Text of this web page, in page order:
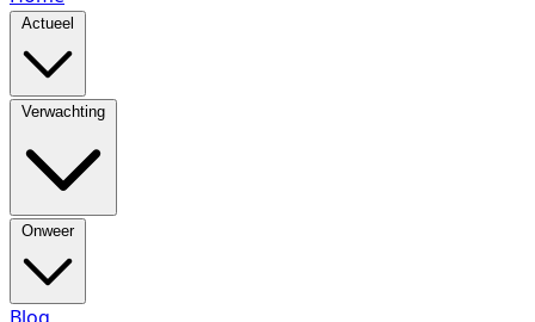
Actueel
Verwachting
Onweer